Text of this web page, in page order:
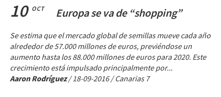
10 OCT Europa se va de “shopping”
Se estima que el mercado global de semillas mueve cada año
alrededor de 57.000 millones de euros, previéndose un
aumento hasta los 88.000 millones de euros para 2020. Este
crecimiento está impulsado principalmente por...
Aaron Rodríguez/18-09-2016/ Canarias 7